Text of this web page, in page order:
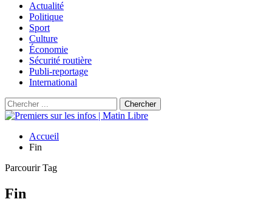
Actualité
Politique
Sport
Culture
Économie
Sécurité routière
Publi-reportage
International
Accueil
Fin
Parcourir Tag
Fin